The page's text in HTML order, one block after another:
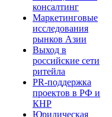
консалтинг
Маркетинговые
исследования
рынков Азии
Выход в
российские сети
ритейла
PR-поддержка
проектов в РФ и
КНР
Юридическая